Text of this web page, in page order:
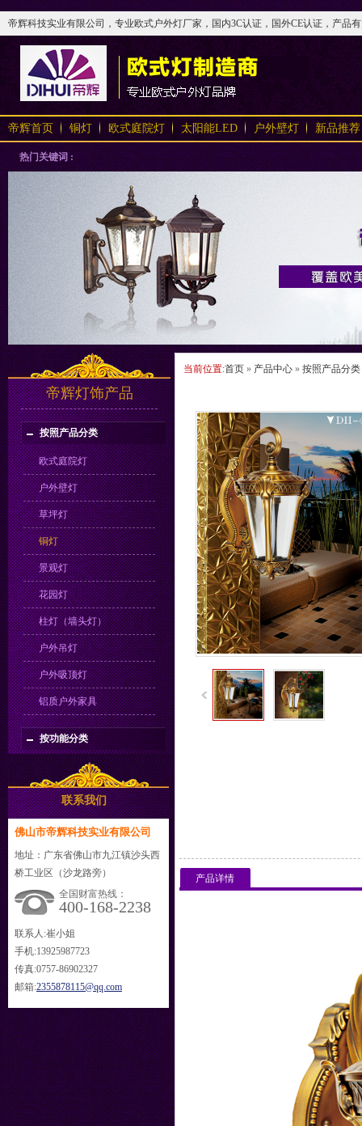
帝辉科技实业有限公司，专业欧式户外灯厂家，国内3C认证，国外CE认证，产
帝辉首页 铜灯 欧式庭院灯 太阳能LED 户外壁灯 新品推荐
热门关键词 :
帝辉灯饰产品
按照产品分类
欧式庭院灯
户外壁灯
草坪灯
铜灯
景观灯
花园灯
柱灯（墙头灯）
户外吊灯
户外吸顶灯
铝质户外家具
按功能分类
联系我们
佛山市帝辉科技实业有限公司
地址：广东省佛山市九江镇沙头西
桥工业区（沙龙路旁）
全国财富热线：
400-168-2238
联系人:崔小姐
手机:13925987723
传真:0757-86902327
邮箱:2355878115@qq.com
当前位置:首页 » 产品中心 » 按照产品分类
产品详情